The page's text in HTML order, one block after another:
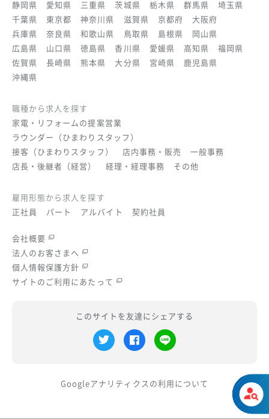
会社概要
法人のお客さまへ
個人情報保護方針
サイトのご利用にあたって
このサイトを友達にシェアする
Googleアナリティクスの利用について
静岡県
愛知県 三重県 茨城県 栃木県 群馬県
埼玉県
千葉県
東京都 神奈川県 滋賀県 京都府
大阪府
兵庫県
奈良県 和歌山県 鳥取県 島根県
岡山県
広島県
山口県 徳島県 香川県 愛媛県 高知県
福岡県
佐賀県
長崎県 熊本県 大分県 宮崎県
鹿児島県
沖縄県
職種から求人を探す
家電・リフォームの提案営業
ラウンダー（ひまわりスタッフ）
接客（ひまわりスタッフ）
店内事務・販売
一般事務
店長・後継者（経営）
経理・経理事務 その他
雇用形態から求人を探す
正社員
パート アルバイト 契約社員